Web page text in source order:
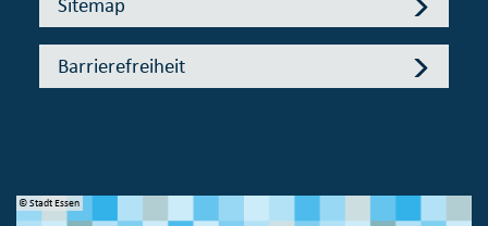
Barrierefreiheit
© Stadt Essen